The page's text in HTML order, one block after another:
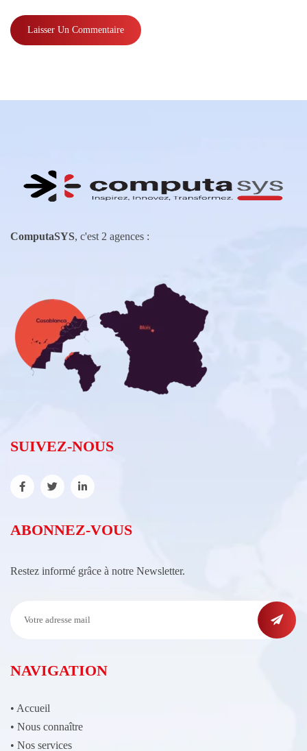
ComputaSYS, c'est 2 agences :
SUIVEZ-NOUS
ABONNEZ-VOUS
Restez informé grâce à notre Newsletter.
NAVIGATION
• Accueil
• Nous connaître
• Nos services